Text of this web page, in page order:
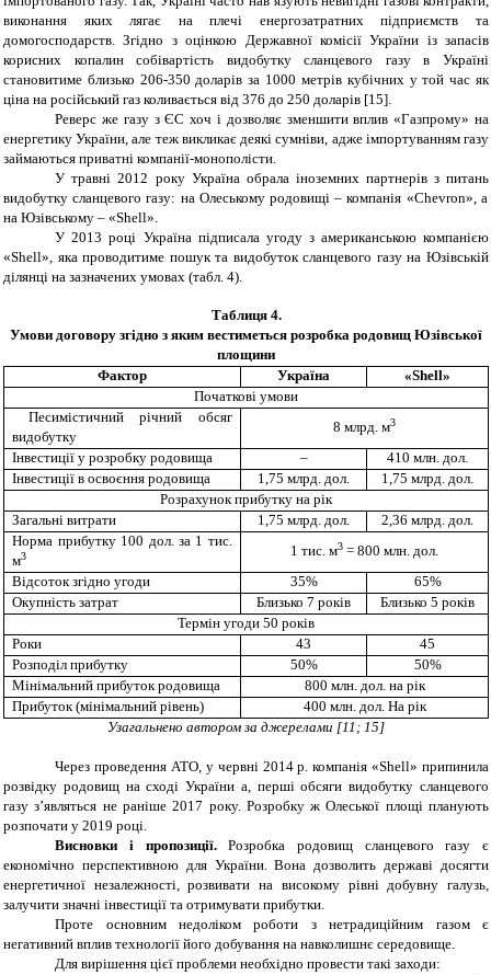
виконання яких лягає на плечі енергозатратних підприємств та
домогосподарств. Згідно з оцінкою Державної комісії України із запасів
корисних копалин собівартість видобутку сланцевого газу в Україні
становитиме близько 206-350 доларів за 1000 метрів кубічних у той час як
ціна на російський газ коливається від 376 до 250 доларів [15].
Реверс же газу з ЄС хоч і дозволяє зменшити вплив «Газпрому» на
енергетику України, але теж викликає деякі сумніви, адже імпортуванням газу
займаються приватні компанії-монополісти.
У травні 2012 року Україна обрала іноземних партнерів з питань
видобутку сланцевого газу: на Олеському родовищі – компанія «Chevron», а
на Юзівському – «Shell».
У 2013 році Україна підписала угоду з американською компанією
«Shell», якапроводитиме пошук та видобутоксланцевого газу на Юзівській
ділянці на зазначених умовах (табл. 4).
Таблиця 4.
Умови договору згідно з яким вестиметься розробка родовищ Юзівської
площини
Фактор
Україна «Shell»
Початкові умови
Песимістичний річний обсяг
видобутку
8 млрд. м3
Інвестиції у розробку родовища –
410 млн. дол.
Інвестиції в освоєння родовища
1,75 млрд. дол.
1,75 млрд. дол.
Розрахунок прибутку на рік
Загальні витрати
1,75 млрд. дол.
2,36 млрд. дол.
Норма прибутку 100 дол. за 1 тис.
м3 1 тис. м3 = 800 млн. дол.
Відсоток згідно угоди
35%
65%
Окупність затрат
Близько 7 років
Близько 5 років
Термін угоди 50 років
Роки
43
45
Розподіл прибутку
50%
50%
Мінімальний прибуток родовища
800 млн. дол. на рік
Прибуток (мінімальний рівень)
400 млн. дол. На рік
Узагальнено автором за джерелами [11; 15]
Через проведення АТО, у червні 2014 р. компанія «Shell» припинила
розвідку родовищ на сході України а, перші обсяги видобутку сланцевого
газу з’являться не раніше 2017 року. Розробку ж Олеської площі планують
розпочати у 2019 році.
Висновки і пропозиції.Розробка родовищ сланцевого газу є
економічно перспективною для України. Вона дозволить державі досягти
енергетичної незалежності, розвивати на високому рівні добувну галузь,
залучити значні інвестиції та отримувати прибутки.
Проте основним недоліком роботи з нетрадиційним газом є
негативний вплив технології його добування на навколишнє середовище.
Для вирішення цієї проблеми необхідно провести такі заходи: